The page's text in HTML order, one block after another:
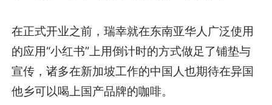
在正式开业之前，瑞幸就在东南亚华人广泛使用
的应用“小红书”上用倒计时的方式做足了铺垫与
宣传，诸多在新加坡工作的中国人也期待在异国
他乡可以喝上国产品牌的咖啡。